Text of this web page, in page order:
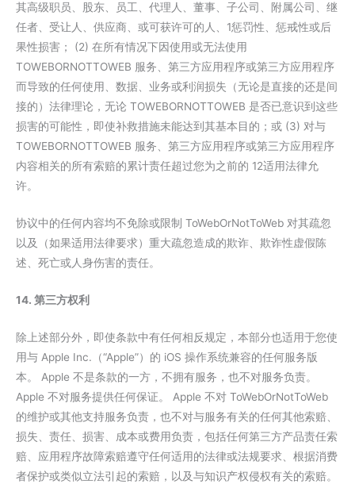
其高级职员、股东、员工、代理人、董事、子公司、附属公司、继
任者、受让人、供应商、或可获许可的人、1惩罚性、惩戒性或后
果性损害； (2) 在所有情况下因使用或无法使用
TOWEBORNOTTOWEB 服务、第三方应用程序或第三方应用程序
而导致的任何使用、数据、业务或利润损失（无论是直接的还是间
接的）法律理论，无论 TOWEBORNOTTOWEB 是否已意识到这些
损害的可能性，即使补救措施未能达到其基本目的；或 (3) 对与
TOWEBORNOTTOWEB 服务、第三方应用程序或第三方应用程序
内容相关的所有索赔的累计责任超过您为之前的 12适用法律允
许。
协议中的任何内容均不免除或限制 ToWebOrNotToWeb 对其疏忽
以及（如果适用法律要求）重大疏忽造成的欺诈、欺诈性虚假陈
述、死亡或人身伤害的责任。
14. 第三方权利
除上述部分外，即使条款中有任何相反规定，本部分也适用于您使
用与 Apple Inc.（“Apple”）的 iOS 操作系统兼容的任何服务版
本。 Apple 不是条款的一方，不拥有服务，也不对服务负责。
Apple 不对服务提供任何保证。 Apple 不对 ToWebOrNotToWeb
的维护或其他支持服务负责，也不对与服务有关的任何其他索赔、
损失、责任、损害、成本或费用负责，包括任何第三方产品责任索
赔、应用程序故障索赔遵守任何适用的法律或法规要求、根据消费
者保护或类似立法引起的索赔，以及与知识产权侵权有关的索赔。